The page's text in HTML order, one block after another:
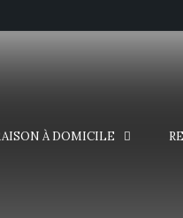
À DOMICILE